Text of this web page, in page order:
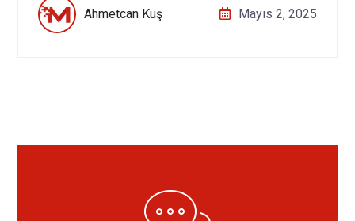
Ahmetcan Kuş Mayıs 2, 2025